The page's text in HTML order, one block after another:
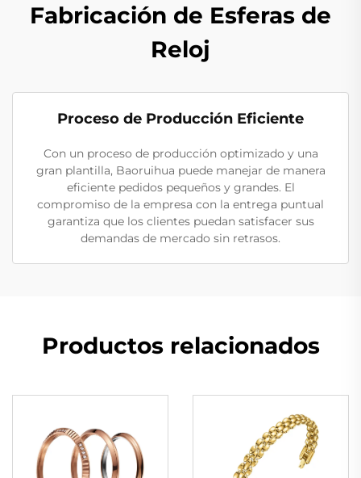
Fabricación de Esferas de
Reloj
Proceso de Producción Eficiente
Con un proceso de producción optimizado y una
gran plantilla, Baoruihua puede manejar de manera
eficiente pedidos pequeños y grandes. El
compromiso de la empresa con la entrega puntual
garantiza que los clientes puedan satisfacer sus
demandas de mercado sin retrasos.
Productos relacionados